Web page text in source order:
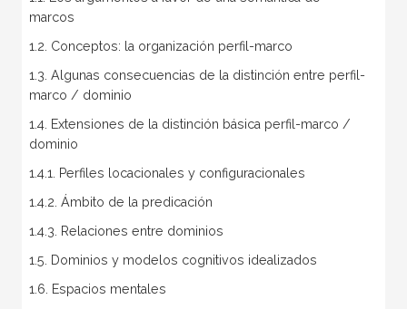
marcos
1.2. Conceptos: la organización perfil-marco
1.3. Algunas consecuencias de la distinción entre perfil-
marco / dominio
1.4. Extensiones de la distinción básica perfil-marco /
dominio
1.4.1. Perfiles locacionales y configuracionales
1.4.2. Ámbito de la predicación
1.4.3. Relaciones entre dominios
1.5. Dominios y modelos cognitivos idealizados
1.6. Espacios mentales